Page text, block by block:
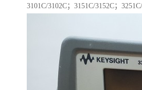
3101C/3102C；3151C/3152C；3251C/